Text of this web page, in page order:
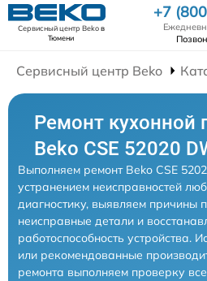
Сервисный центр Bekoв
Тюмени
+7
Сервисный центр Beko
Ремонт кухонной
Beko CSE 52020
Выполняем ремонт Beko CSE
устранением неисправностей
диагностику, выявляем причины
неисправные детали и
работоспособность устройства.
или рекомендованные
ремонта выполняем проверку